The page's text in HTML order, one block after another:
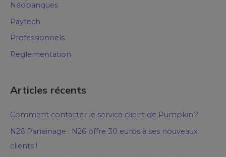
Néobanques
Paytech
Professionnels
Reglementation
Articles récents
Comment contacter le service client de Pumpkin ?
N26 Parrainage : N26 offre 30 euros à ses nouveaux
clients !